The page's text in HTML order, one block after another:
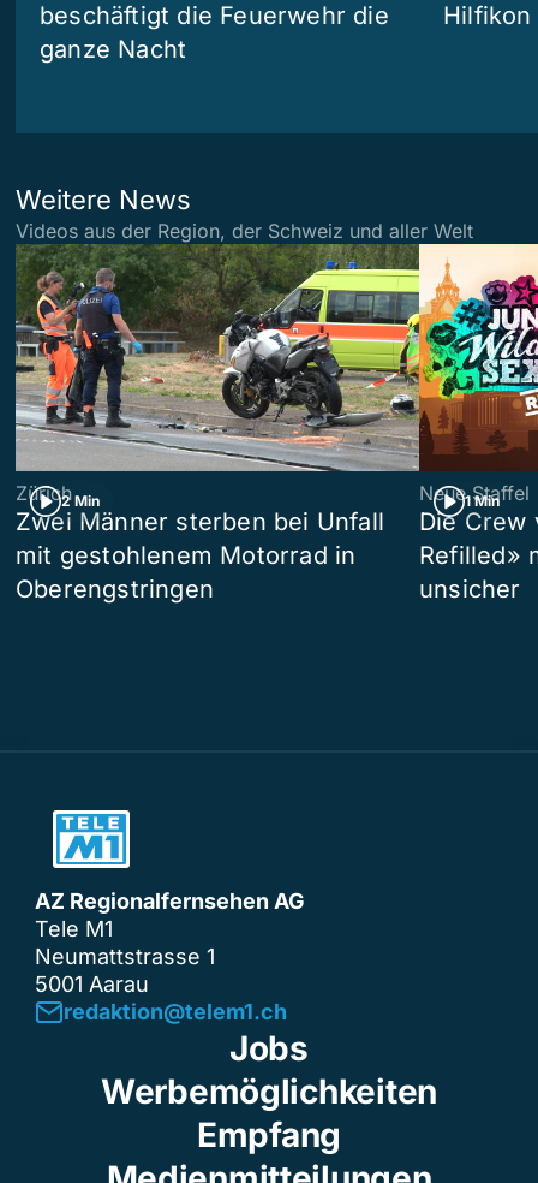
beschäftigt die Feuerwehr die
ganze Nacht
Hilfikon
Weitere News
Videos aus der Region, der Schweiz und aller Welt
2 Min
Zürich
Zwei Männer sterben bei Unfall
mit gestohlenem Motorrad in
Oberengstringen
1 Min
Neue Staffel
Die Crew
Refilled»
unsicher
AZ Regionalfernsehen AG
Tele M1
Neumattstrasse 1
5001 Aarau
redaktion@telem1.ch
Jobs
Werbemöglichkeiten
Empfang